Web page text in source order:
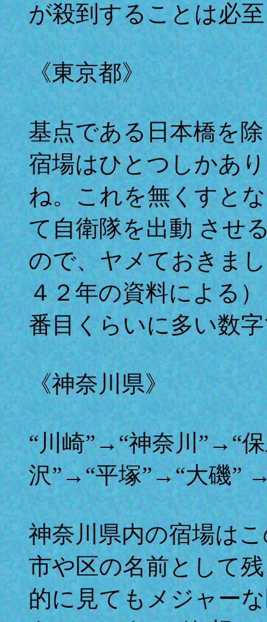
が殺到することは必
《東京都》
基点である日本橋を
宿場はひとつしかあ
ね。これを無くすと
て自衛隊を出動 させ
ので、ヤメておきま
４２年の資料による
番目くらいに多い数
《神奈川県》
“川崎”→“神奈川”→“
沢”→“平塚”→“大磯”
神奈川県内の宿場は
市や区の名前として
的に見てもメジャー